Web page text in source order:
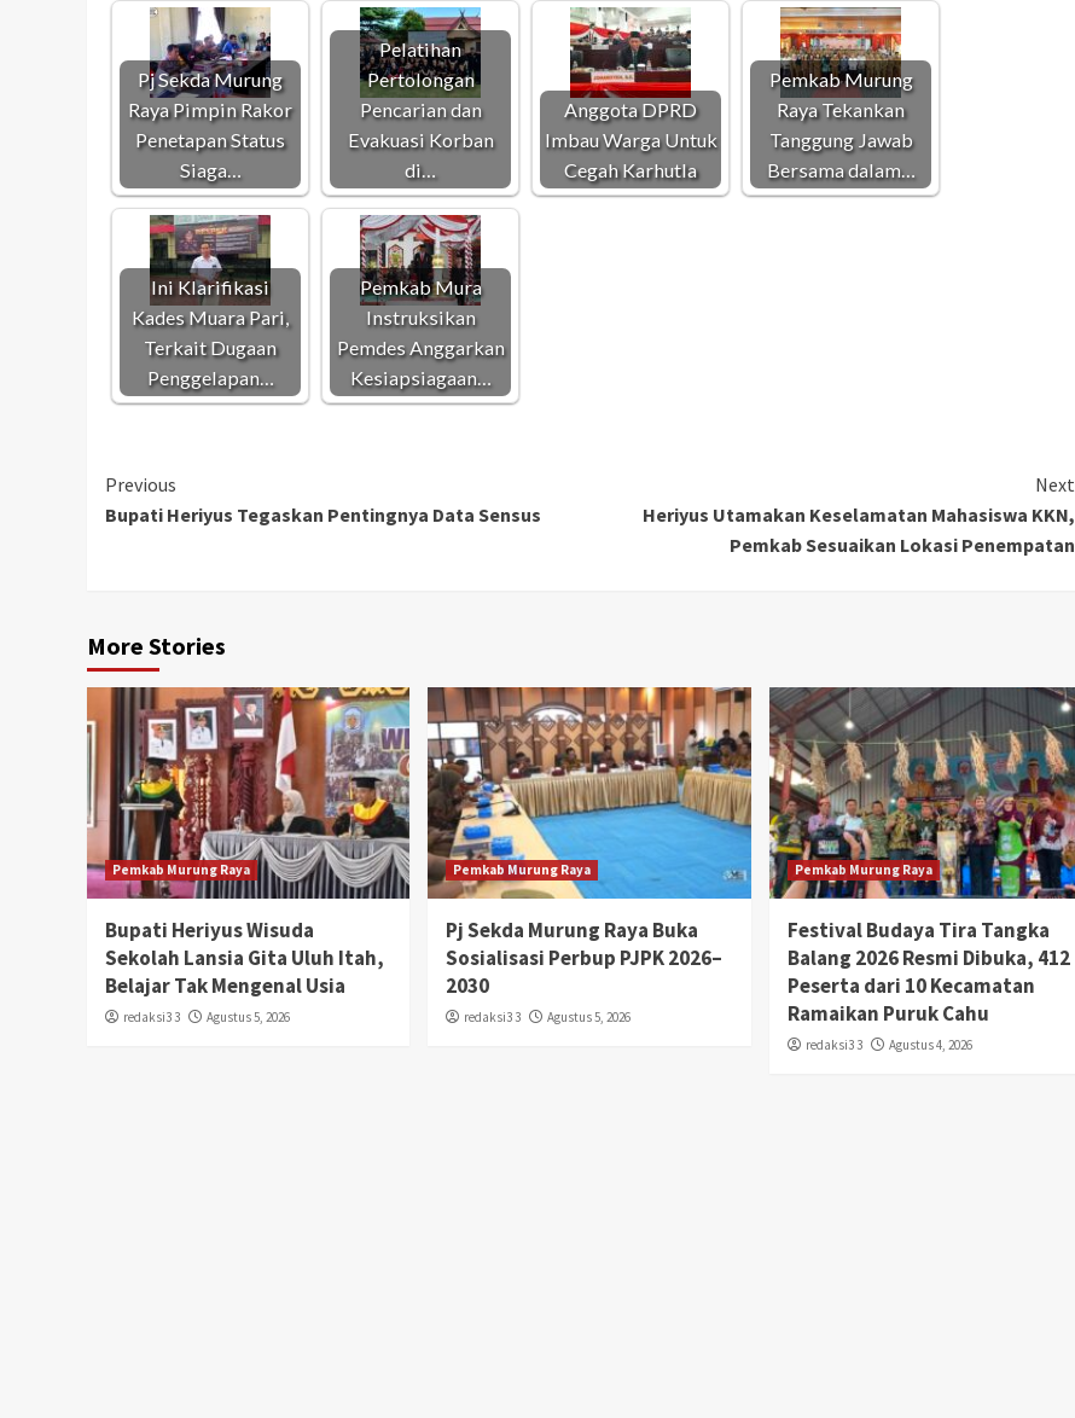
Pj Sekda Murung
Raya Pimpin Rakor
Penetapan Status
Siaga…
Pelatihan
Pertolongan
Pencarian dan
Evakuasi Korban
di…
Anggota DPRD
Imbau Warga Untuk
Cegah Karhutla
Pemkab Murung
Raya Tekankan
Tanggung Jawab
Bersama dalam…
Ini Klarifikasi
Kades Muara Pari,
Terkait Dugaan
Penggelapan…
Pemkab Mura
Instruksikan
Pemdes Anggarkan
Kesiapsiagaan…
Continue
Reading
Previous
Bupati Heriyus Tegaskan Pentingnya Data Sensus
Next
Heriyus Utamakan Keselamatan Mahasiswa KKN,
Pemkab Sesuaikan Lokasi Penempatan
More Stories
Pemkab Murung Raya
Bupati Heriyus Wisuda
Sekolah Lansia Gita Uluh Itah,
Belajar Tak Mengenal Usia
redaksi3 3 Agustus 5, 2026
Pemkab Murung Raya
Pj Sekda Murung Raya Buka
Sosialisasi Perbup PJPK 2026–
2030
redaksi3 3 Agustus 5, 2026
Pemkab Murung Raya
Festival Budaya Tira Tangka
Balang 2026 Resmi Dibuka, 412
Peserta dari 10 Kecamatan
Ramaikan Puruk Cahu
redaksi3 3 Agustus 4, 2026